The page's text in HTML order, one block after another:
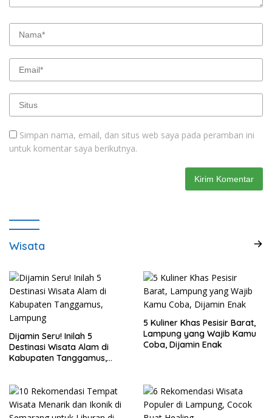
Simpan nama, email, dan situs web saya pada peramban ini
untuk komentar saya berikutnya.
Wisata
Dijamin Seru! Inilah 5
Destinasi Wisata Alam di
Kabupaten Tanggamus,
5 Kuliner Khas Pesisir Barat,
Lampung yang Wajib Kamu
Coba, Dijamin Enak